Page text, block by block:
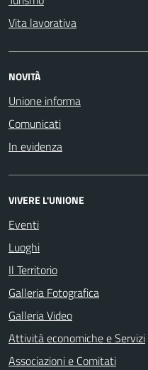
Vita lavorativa
NOVITÀ
Unione informa
Comunicati
In evidenza
VIVERE L'UNIONE
Eventi
Luoghi
Il Territorio
Galleria Fotografica
Galleria Video
Attività economiche e Servizi
Associazioni e Comitati